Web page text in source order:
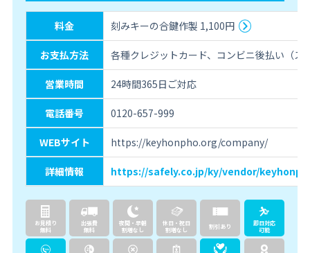
料金 刻みキーの合鍵作製 1,100円
お支払方法 各種クレジットカード、コンビニ後払い（
営業時間 24時間365日ご対応
電話番号 0120-657-999
WEBサイト https://keyhonpho.org/company/
詳細情報 https://safely.co.jp/ky/vendor/
お見積り
無料
出張費
無料
夜間・早朝
割増なし
休日・祝日
割増なし
割引あり
即日対応
可能